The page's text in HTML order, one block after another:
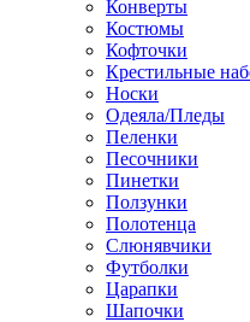
Конверты
Костюмы
Кофточки
Крестильные
Носки
Одеяла/Пледы
Пеленки
Песочники
Пинетки
Ползунки
Полотенца
Слюнявчики
Футболки
Царапки
Шапочки